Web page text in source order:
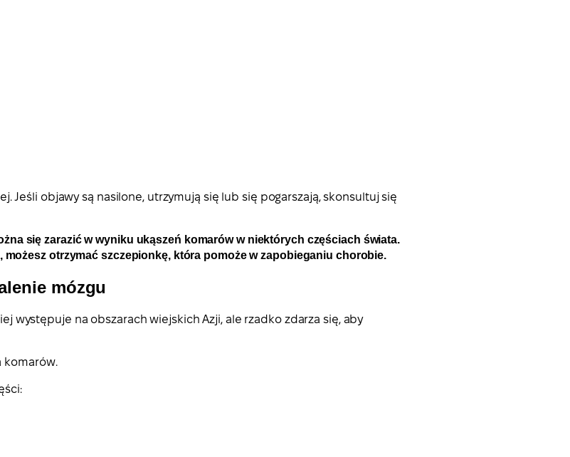
Jeśli objawy są nasilone, utrzymują się lub się pogarszają, skonsultuj się
się zarazić w wyniku ukąszeń komarów w niektórych częściach świata.
otrzymać szczepionkę, która pomoże w zapobieganiu chorobie.
mózgu
występuje na obszarach wiejskich Azji, ale rzadko zdarza się, aby
komarów.